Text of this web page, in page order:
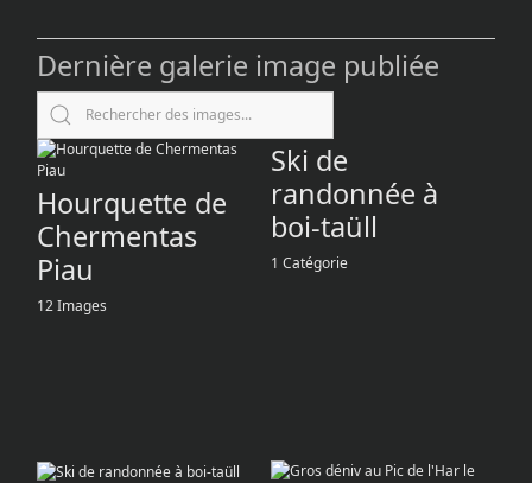
Dernière galerie image publiée
Hourquette de
Chermentas
Piau
12 Images
Ski de
randonnée à
boi-taüll
1 Catégorie